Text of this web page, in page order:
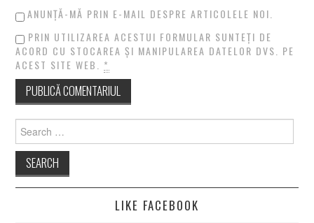
ANUNȚĂ-MĂ PRIN E-MAIL DESPRE ARTICOLELE NOI.
PRIN UTILIZAREA ACESTUI FORMULAR SUNTEȚI DE
ACORD CU STOCAREA ȘI MANIPULAREA DATELOR DVS. PE
ACEST SITE WEB. *
Search
for:
LIKE FACEBOOK